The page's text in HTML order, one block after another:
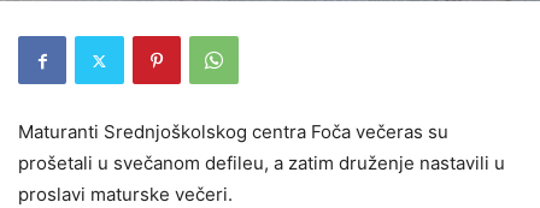
Maturanti Srednjoškolskog centra Foča večeras su
prošetali u svečanom defileu, a zatim druženje nastavili u
proslavi maturske večeri.